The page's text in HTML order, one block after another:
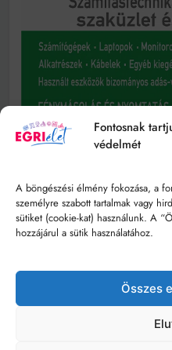
Fontosnak
védelmét
A böngészési élmény fokozása, a
személyre szabott tartalmak vagy
sütiket (cookie-kat) használunk. A
hozzájárul a sütik használatához.
Összes